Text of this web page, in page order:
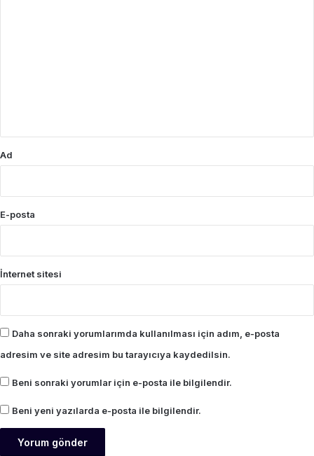
Ad
E-posta
İnternet sitesi
Daha sonraki yorumlarımda kullanılması için adım, e-posta
adresim ve site adresim bu tarayıcıya kaydedilsin.
Beni sonraki yorumlar için e-posta ile bilgilendir.
Beni yeni yazılarda e-posta ile bilgilendir.